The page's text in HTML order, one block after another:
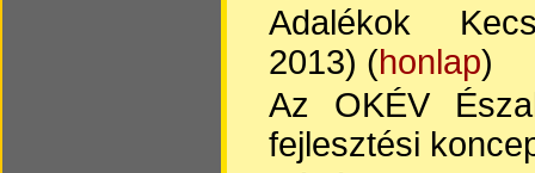
Adalékok
2013) (honlap)
Az OKÉV
fejlesztési